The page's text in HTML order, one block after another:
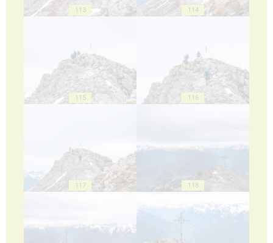
113 114
115 116
117 118